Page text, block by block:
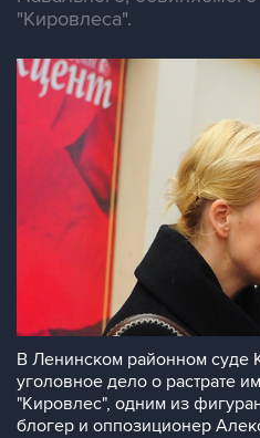
"Кировлеса".
В Ленинском районном суде
уголовное дело о растрате
"Кировлес", одним из
блогер и оппозиционер